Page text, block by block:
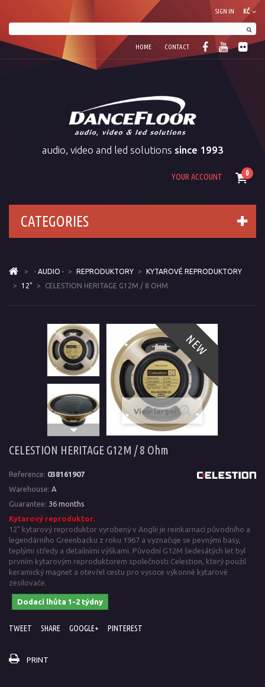
KČ
SIGN IN
HOME CONTACT
audio, video and led solutions since 1993
0
YOUR ACCOUNT
CATEGORIES
> · AUDIO · > REPRODUKTORY >
KYTAROVÉ REPRODUKTORY
>
12" > CELESTION HERITAGE G12M / 8 OHM
NEW
View larger
CELESTION HERITAGE G12M / 8 Ohm
Reference: 038161907
Warehouse: A
Guarantee: 36 months
Kytarový reproduktor.
12" kytarový reproduktor vyrobený v Anglii je reinkarnací původního a
legendárního Greenbacku z roku 1967 a vyznačuje se pevnými basy,
teplými středy a detailními výškami. Původní G12M šedesátých let byl
prvním kytarovým reproduktorem společnosti Celestion, který použil
keramický magnet a otevřel cestu pro vysoce výkonné kytarové
zesilovače.
Dodací lhůta 1-2 týdny
TWEET SHARE GOOGLE+ PINTEREST
PRINT